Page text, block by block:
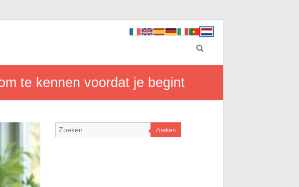
te kennen voordat je begint
Zoeken